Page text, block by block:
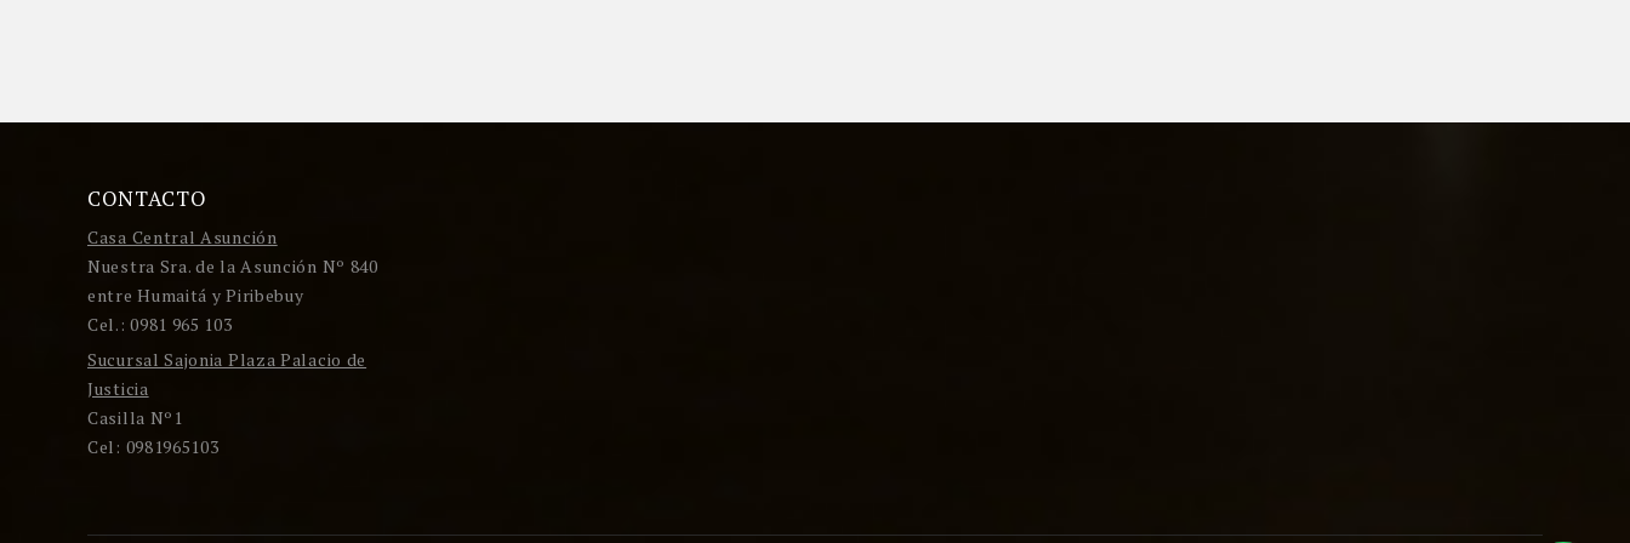
CONTACTO
Casa Central Asunción
Nuestra Sra. de la Asunción Nº 840
entre Humaitá y Piribebuy
Cel.: 0981 965 103
Sucursal Sajonia Plaza Palacio de
Justicia
Casilla Nº1
Cel: 0981965103